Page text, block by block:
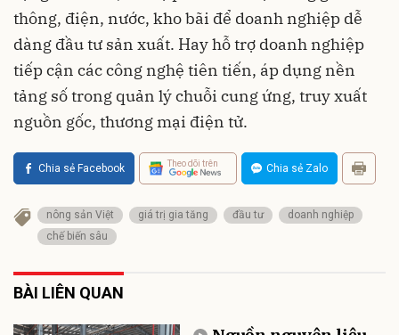
thông, điện, nước, kho bãi để doanh nghiệp dễ
dàng đầu tư sản xuất. Hay hỗ trợ doanh nghiệp
tiếp cận các công nghệ tiên tiến, áp dụng nền
tảng số trong quản lý chuỗi cung ứng, truy xuất
nguồn gốc, thương mại điện tử.
Chia sẻ Facebook Theo dõi trên Chia sẻ Zalo
nông sản Việt giá trị gia tăng đầu tư
doanh nghiệp
chế biến sâu
BÀI LIÊN QUAN